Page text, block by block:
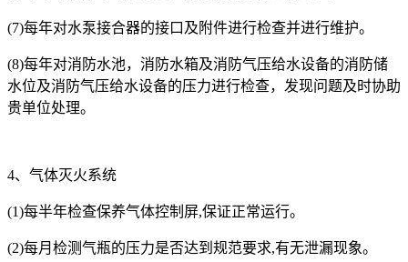
(7)每年对水泵接合器的接口及附件进行检查并进行维护。
(8)每年对消防水池，消防水箱及消防气压给水设备的消防储
水位及消防气压给水设备的压力进行检查，发现问题及时协助
贵单位处理。
4、气体灭火系统
(1)每半年检查保养气体控制屏,保证正常运行。
(2)每月检测气瓶的压力是否达到规范要求,有无泄漏现象。